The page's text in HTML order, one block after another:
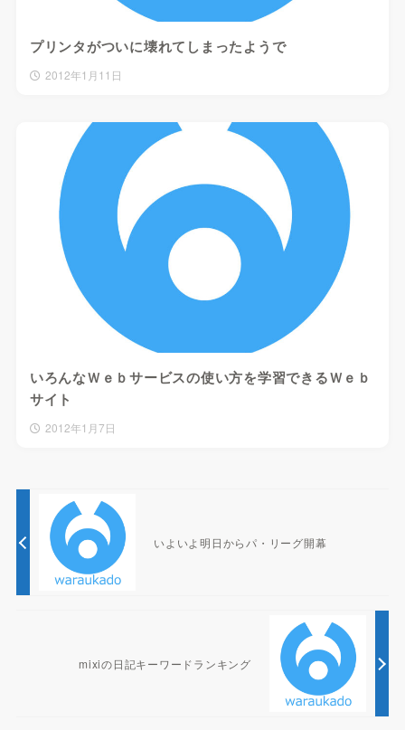
プリンタがついに壊れてしまったようで
2012年1月11日
いろんなＷｅｂサービスの使い方を学習できるＷｅｂ
サイト
2012年1月7日
いよいよ明日からパ・リーグ開幕
mixiの日記キーワードランキング